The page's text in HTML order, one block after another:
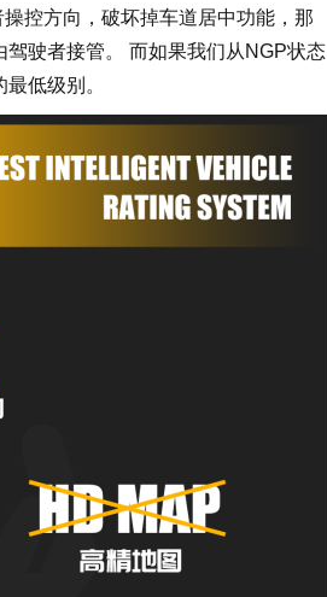
控方向，破坏掉车道居中功能，那
驶者接管。 而如果我们从NGP状态
低级别。